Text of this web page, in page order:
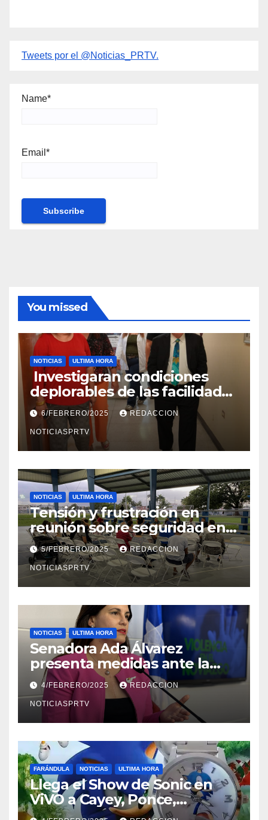
Tweets por el @Noticias_PRTV.
Name*
Email*
You missed
NOTICIAS ULTIMA HORA
Investigaran condiciones
deplorables de las facilidades
el Departamento de la Salud
en Mayagüez
6/FEBRERO/2025 REDACCION
NOTICIASPRTV
NOTICIAS ULTIMA HORA
Tensión y frustración en
reunión sobre seguridad en
Reparto Metropolitano
5/FEBRERO/2025 REDACCION
NOTICIASPRTV
NOTICIAS ULTIMA HORA
Senadora Ada Álvarez
presenta medidas ante la
violencia en el noviazgo
4/FEBRERO/2025 REDACCION
NOTICIASPRTV
FARÁNDULA NOTICIAS ULTIMA HORA
Llega el Show de Sonic en
ViVO a Cayey, Ponce,
Barceloneta y Humacao,